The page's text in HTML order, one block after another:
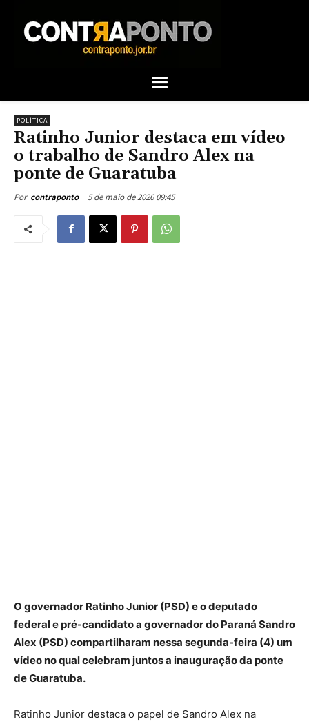
POLÍTICA
Ratinho Junior destaca em vídeo
o trabalho de Sandro Alex na
ponte de Guaratuba
Por contraponto 5 de maio de 2026 09:45
O governador Ratinho Junior (PSD) e o deputado
federal e pré-candidato a governador do Paraná Sandro
Alex (PSD) compartilharam nessa segunda-feira (4) um
vídeo no qual celebram juntos a inauguração da ponte
de Guaratuba.
Ratinho Junior destaca o papel de Sandro Alex na